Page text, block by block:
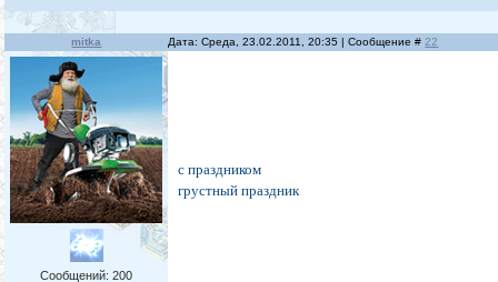
mitka Дата: Среда, 23.02.2011, 20:35 | Сообщение #22
Сообщений:200
с праздником
грустный праздник